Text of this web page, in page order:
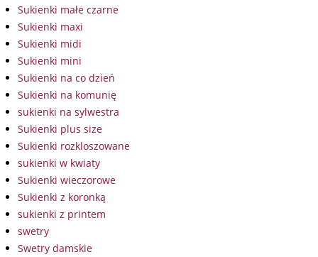
Sukienki małe czarne
Sukienki maxi
Sukienki midi
Sukienki mini
Sukienki na co dzień
Sukienki na komunię
sukienki na sylwestra
Sukienki plus size
Sukienki rozkloszowane
sukienki w kwiaty
Sukienki wieczorowe
Sukienki z koronką
sukienki z printem
swetry
Swetry damskie